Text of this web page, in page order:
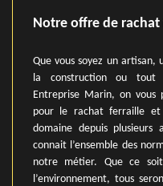
Notre offre de
Que vous soyez un artisan,
la construction ou tout
Entreprise Marin, on vous
pour le rachat ferraille
domaine depuis
connait l’ensemble des
notre métier. Que ce
l’environnement, tous